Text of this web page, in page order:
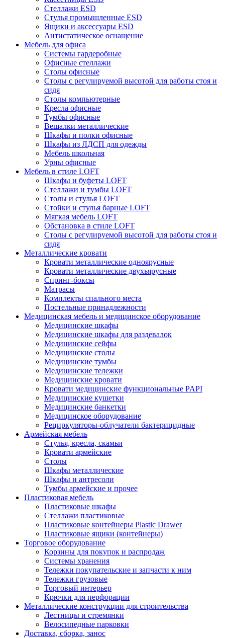
Стеллажи ESD
Стулья промышленные ESD
Ящики и аксессуары ESD
Антистатическое оснащение
Мебель для офиса
Системы гардеробные
Офисные стеллажи
Столы офисные
Столы с регулируемой высотой для работы стоя и
сидя
Столы компьютерные
Кресла офисные
Тумбы офисные
Вешалки металлические
Шкафы и полки офисные
Шкафы из ЛДСП для одежды
Мебель школьная
Урны офисные
Мебель в стиле LOFT
Шкафы и буфеты LOFT
Стеллажи и тумбы LOFT
Столы и стулья LOFT
Стойки и стулья барные LOFT
Мягкая мебель LOFT
Обстановка в стиле LOFT
Столы с регулируемой высотой для работы стоя и
сидя
Металлические кровати
Кровати металлические одноярусные
Кровати металлические двухъярусные
Спринг-боксы
Матрасы
Комплекты спального места
Постельные принадлежности
Медицинская мебель и медицинское оборудование
Медицинские шкафы
Медицинские шкафы для раздевалок
Медицинские сейфы
Медицинские столы
Медицинские тумбы
Медицинские тележки
Медицинские кровати
Кровати медицинские функциональные PAPI
Медицинские кушетки
Медицинские банкетки
Медицинское оборудование
Рециркуляторы-облучатели бактерицидные
Армейская мебель
Стулья, кресла, скамьи
Кровати армейские
Столы
Шкафы металлические
Шкафы и антресоли
Тумбы армейские и прочее
Пластиковая мебель
Пластиковые шкафы
Стеллажи пластиковые
Пластиковые контейнеры Plastic Drawer
Пластиковые ящики (контейнеры)
Торговое оборудование
Корзины для покупок и распродаж
Системы хранения
Тележки покупательские и запчасти к ним
Тележки грузовые
Торговый интерьер
Крючки для перфорации
Металлические конструкции для строительства
Лестницы и стремянки
Велосипедные парковки
Доставка, сборка, занос